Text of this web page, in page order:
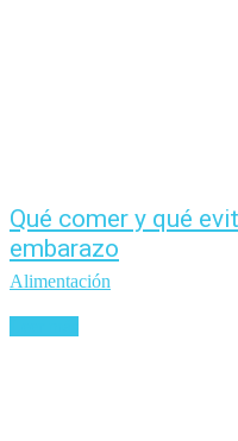
Qué comer y qué
embarazo
Alimentación